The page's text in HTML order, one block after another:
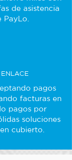
de asistencia
pagos
facturas en
pagos por
soluciones
cubierto.